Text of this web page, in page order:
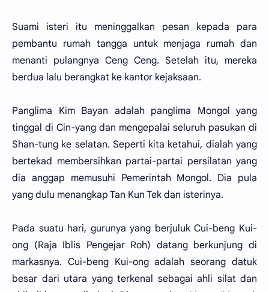
Suami isteri itu meninggalkan pesan kepada para
pembantu rumah tangga untuk menjaga rumah dan
menanti pulangnya Ceng Ceng. Setelah itu, mereka
berdua lalu berangkat ke kantor kejaksaan.
Panglima Kim Bayan adalah panglima Mongol yang
tinggal di Cin-yang dan mengepalai seluruh pasukan di
Shan-tung ke selatan. Seperti kita ketahui, dialah yang
bertekad membersihkan partai-partai persilatan yang
dia anggap memusuhi Pemerintah Mongol. Dia pula
yang dulu menangkap Tan Kun Tek dan isterinya.
Pada suatu hari, gurunya yang berjuluk Cui-beng Kui-
ong (Raja Iblis Pengejar Roh) datang berkunjung di
markasnya. Cui-beng Kui-ong adalah seorang datuk
besar dari utara yang terkenal sebagai ahli silat dan